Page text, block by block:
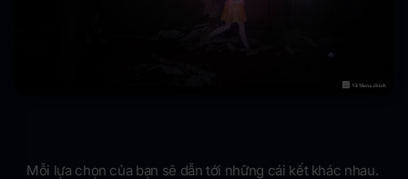
Mỗi lựa chọn của bạn sẽ dẫn tới những cái kết khác nhau.